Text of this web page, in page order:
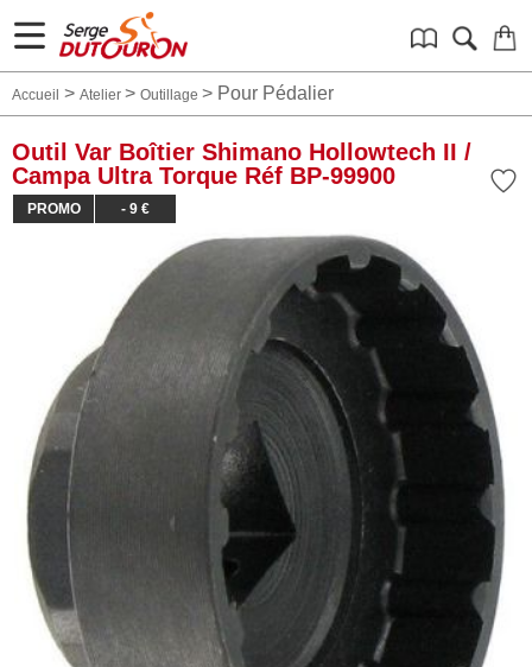
Accueil > Atelier > Outillage > Pour Pédalier
Outil Var Boîtier Shimano Hollowtech II /
Campa Ultra Torque Réf BP-99900
PROMO - 9 €